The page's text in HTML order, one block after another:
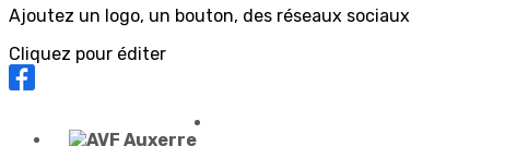
Ajoutez un logo, un bouton, des réseaux sociaux
Cliquez pour éditer